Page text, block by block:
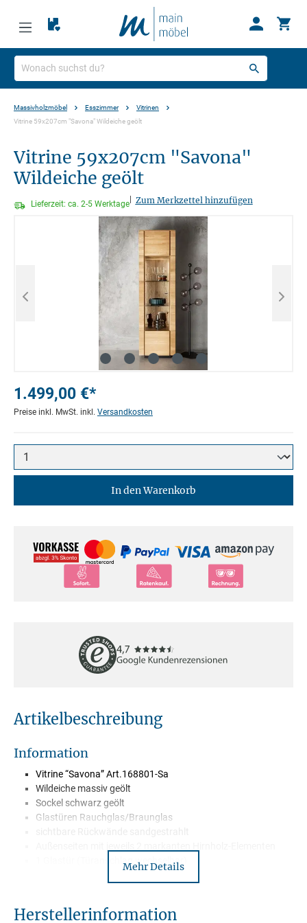
Massivholzmöbel Esszimmer
Vitrinen
Vitrine 59x207cm "Savona" Wildeiche geölt
Vitrine 59x207cm "Savona"
Wildeiche geölt
Lieferzeit: ca. 2-5 Werktage Zum Merkzettel hinzufügen
Bildergalerie überspringen
1.499,00 €*
Preise inkl. MwSt. inkl. Versandkosten
In den Warenkorb
Artikelbeschreibung
Information
Vitrine “Savona” Art.168801-Sa
Wildeiche massiv geölt
Sockel schwarz geölt
Glastüren Rauchglas/Braunglas
1 Glastür (Türanschlag wechselbar)
Softclose bei Türen und Schubkästen
Mehr Details
Herstellerinformation